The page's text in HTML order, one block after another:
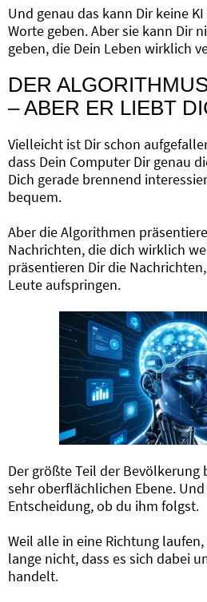
Und genau das kann Dir keine
Worte geben. Aber sie kann Dir
geben, die Dein Leben wirklich
DER
– ABER ER LIEBT
Vielleicht ist Dir schon
dass Dein Computer Dir genau
Dich gerade brennend
bequem.
Aber die Algorithmen
Nachrichten, die dich wirklich
präsentieren Dir die
Leute aufspringen.
Der größte Teil der Bevölkerung
sehr oberflächlichen Ebene.
Entscheidung, ob du ihm folgst.
Weil alle in eine Richtung
lange nicht, dass es sich dabei
handelt.